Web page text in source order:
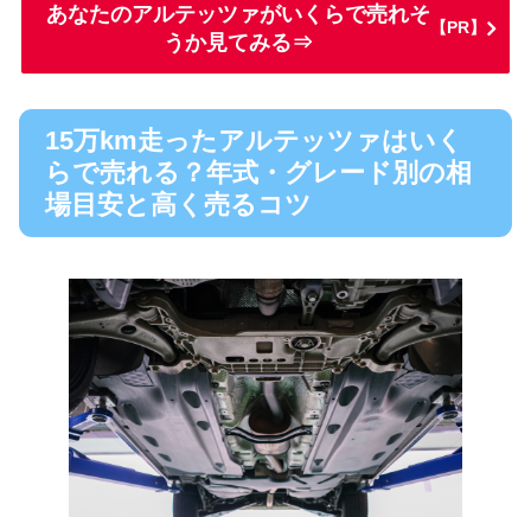
あなたのアルテッツァがいくらで売れそ
うか見てみる⇒
【PR】
15万km走ったアルテッツァはいく
らで売れる？年式・グレード別の相
場目安と高く売るコツ